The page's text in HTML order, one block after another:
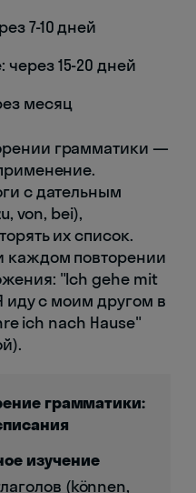
7-10 дней
через 15-20 дней
месяц
грамматики —
с дательным
von, bei),
их список.
каждом повторении
"Ich gehe mit
иду с моим другом в
ich nach Hause"
грамматики:
изучение
(können,